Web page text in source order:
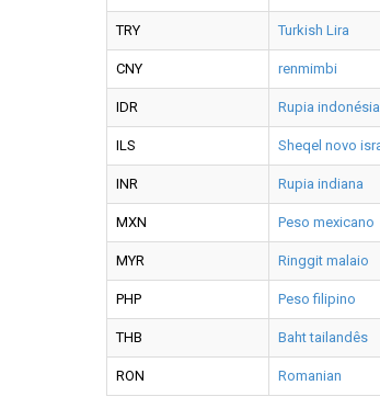
TRY Turkish Lira
CNY renmimbi
IDR Rupia indonésia
ILS Sheqel novo
INR Rupia indiana
MXN Peso mexicano
MYR Ringgit malaio
PHP Peso filipino
THB Baht tailandês
RON Romanian